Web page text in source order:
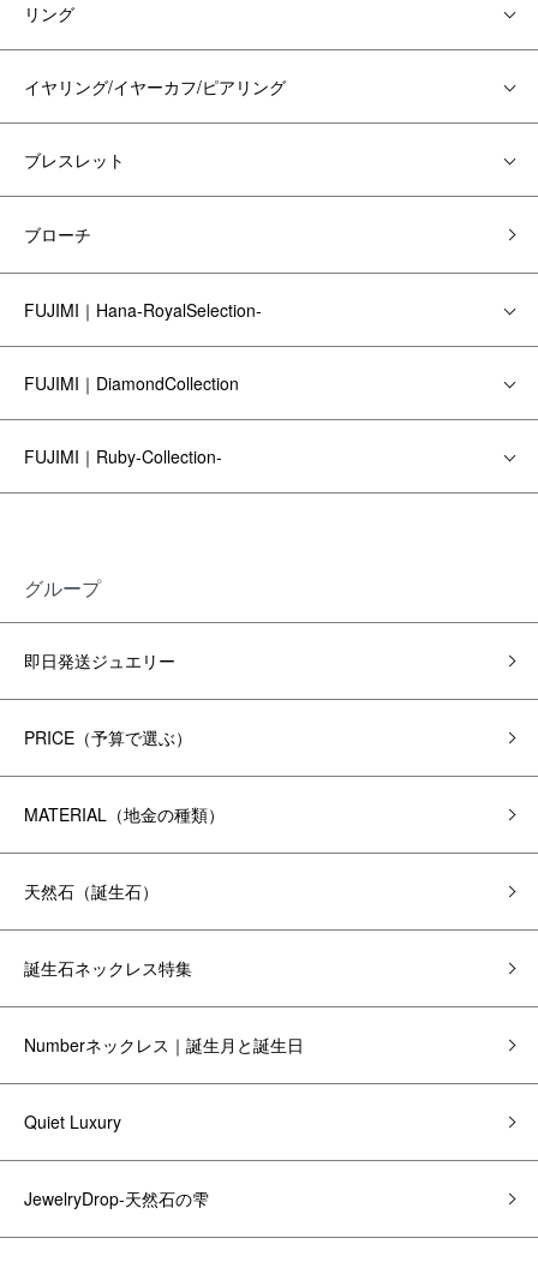
リング
イヤリング/イヤーカフ/ピアリング
ブレスレット
ブローチ
FUJIMI｜Hana-RoyalSelection-
FUJIMI｜DiamondCollection
FUJIMI｜Ruby-Collection-
グループ
即日発送ジュエリー
PRICE（予算で選ぶ）
MATERIAL（地金の種類）
天然石（誕生石）
誕生石ネックレス特集
Numberネックレス｜誕生月と誕生日
Quiet Luxury
JewelryDrop-天然石の雫